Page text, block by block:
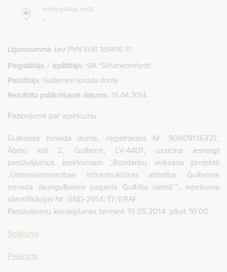
Iesniegšanas vieta
-
Līgumsumma bez PVN EUR 189416,11
Piegādātājs / izpildītājs: SIA “Siltumkomforts”
Pasūtītājs Gulbenes novada dome
Rezultātu publicēšanas datums 15.04.2014.
Paziņojums par iepirkumu
Gulbenes novada dome, reģistrācijas Nr. 90009116327,
Ābeļu ielā 2, Gulbenē, LV-4401, uzaicina iesniegt
piedāvājumus iepirkumam „Būvdarbu veikšana projektā
„Ūdenssaimniecības infrastruktūras attīstība Gulbenes
novada Jaungulbenes pagasta Gulbīša ciemā"", iepirkuma
identifikācijas Nr. GND-2014/17/ERAF.
Piedāvājumu iesniegšanas termiņš 19.05.2014. plkst.10.00.
Nolikums
Pielikumi